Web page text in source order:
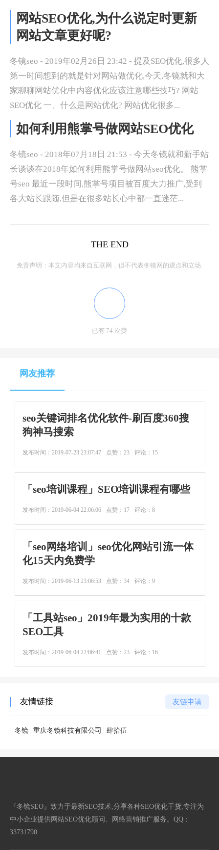
网站SEO优化,为什么说定时更新
网站文章更好呢?
冬镜seo - 2019年02月26日 23:42 - 提及SEO优化,很多人
第一时间想到的就是针对网站做优化,今天,冬镜就和大
家聊聊网站优化中内容优化应该注意哪些技巧? 网站
SEO优化 一、什么是网站优化? 网站优化很多...
如何利用熊掌号做网站SEO优化
冬镜seo - 2018年07月18日 21:53 - 今天冬镜就和新手站
长谈谈在2018年如何利用熊掌号做网站seo优化。 熊掌
号seo 最近一段时间,熊掌号项目被百度大力推广,受到
各大站长跟随,但是在很多站长心中都一直迷茫...
THE END
免责声明：本文内容均来自互联网，但不代表冬镜网的观点和立场.
已有 74 次赞
网友推荐
seo关键词排名优化软件-刷百度360搜
狗神马搜索
发布时间： 2019-07-23 23:07:47 点赞：23 评论：15
「seo培训课程」SEO培训课程有哪些
发布时间： 2019-06-04 22:06:06 点赞：17 评论：8
「seo网络培训」seo优化网站引流一体
化15天内免费学
发布时间： 2019-06-13 23:06:53 点赞：34 评论：9
「工具站seo」2019年最为实用的十款
SEO工具
发布时间： 2019-06-04 22:06:41 点赞：23 评论：16
友情链接 友链申请
冬镜 重庆冬镜科技有限公司 肆拾伍
『冬镜SEO』致力于最新SEO技术,分享各种SEO优化干货,专注为
中小企业提供网站SEO优化顾问、网络营销推广服务。QQ：
33731790